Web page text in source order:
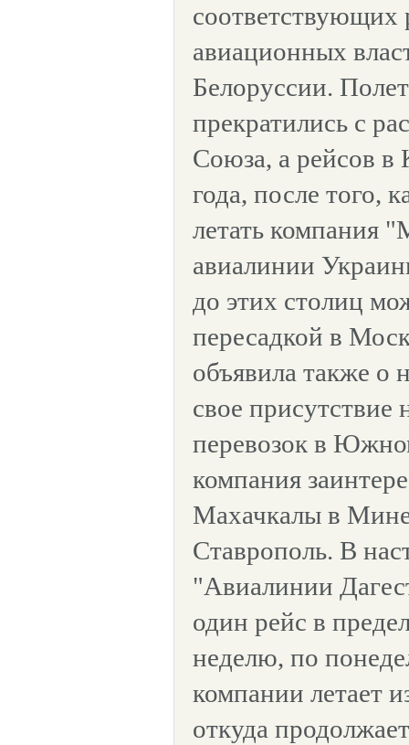
соответствующих
авиационных
Белоруссии.
прекратились с
Союза, а рейсов в
года, после того,
летать компания
авиалинии
до этих столиц
пересадкой в
объявила также о
свое присутствие
перевозок в
компания
Махачкалы в
Ставрополь. В
"Авиалинии
один рейс в
неделю, по
компании летает
откуда